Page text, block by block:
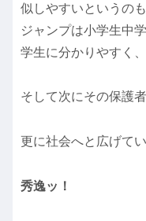
似しやすいというの
ジャンプは小学生中
学生に分かりやすく
そして次にその保護
更に社会へと広げてい
秀逸ッ！